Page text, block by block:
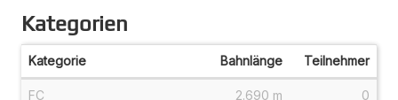
Kategorien
Kategorie Bahnlänge Teilnehmer
FC 2.690 m 0